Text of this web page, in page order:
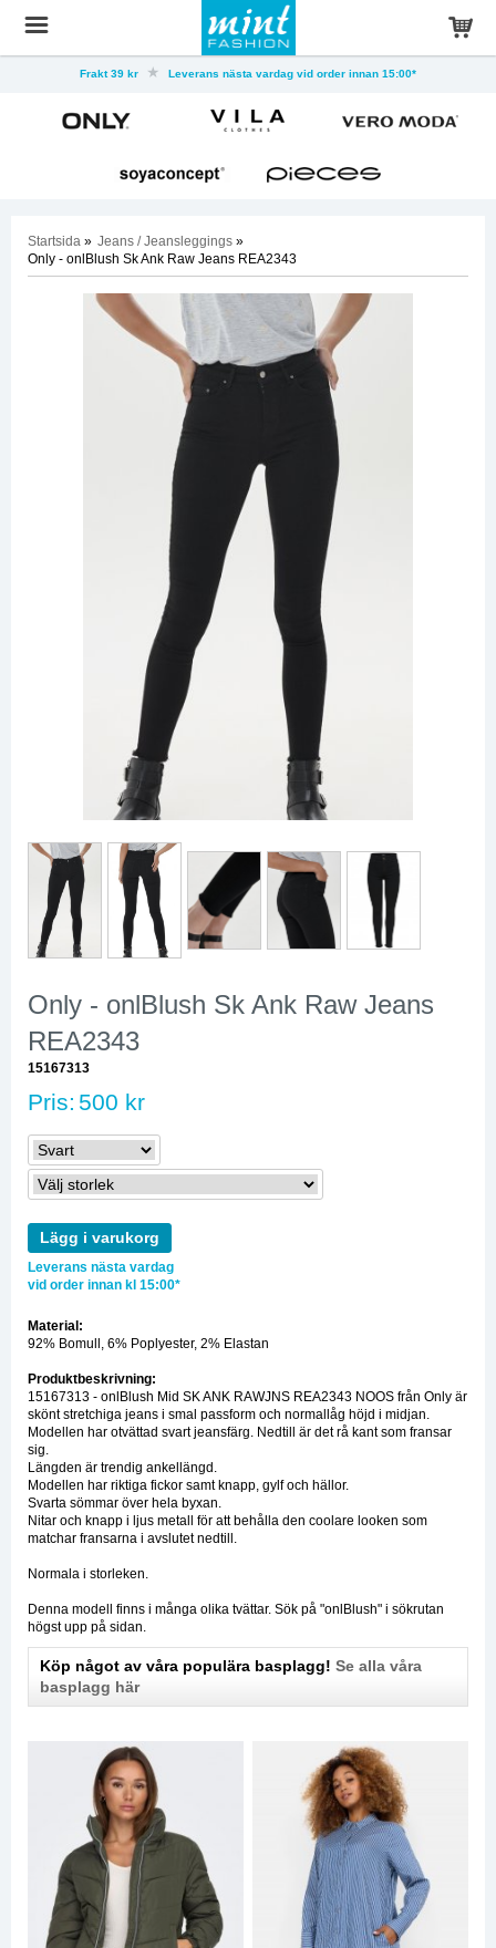
Frakt 39 kr Leverans nästa vardag vid order innan 15:00*
Startsida » Jeans / Jeansleggings »
Only - onlBlush Sk Ank Raw Jeans REA2343
Only - onlBlush Sk Ank Raw Jeans
REA2343
15167313
Pris: 500 kr
Lägg i varukorg
Leverans nästa vardag
vid order innan kl 15:00*
Material:
92% Bomull, 6% Poplyester, 2% Elastan
Produktbeskrivning:
15167313 - onlBlush Mid SK ANK RAWJNS REA2343 NOOS från Only är
skönt stretchiga jeans i smal passform och normallåg höjd i midjan.
Modellen har otvättad svart jeansfärg. Nedtill är det rå kant som fransar
sig.
Längden är trendig ankellängd.
Modellen har riktiga fickor samt knapp, gylf och hällor.
Svarta sömmar över hela byxan.
Nitar och knapp i ljus metall för att behålla den coolare looken som
matchar fransarna i avslutet nedtill.
Normala i storleken.
Denna modell finns i många olika tvättar. Sök på "onlBlush" i sökrutan
högst upp på sidan.
Köp något av våra populära basplagg! Se alla våra
basplagg här